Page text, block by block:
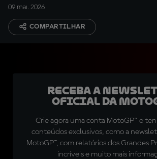
09 mai. 2026
COMPARTILHAR
Receba a
oficial da
Crie agora uma conta MotoGP™ e
conteúdos exclusivos, como a
MotoGP™, com relatórios dos Grandes
incríveis e muito mais